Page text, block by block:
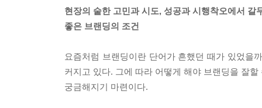
---「01. 좋은 브랜딩의 조건 ‘노란 코트’」중에서
습니다. 자연스레 이 가수가 하는 활동에 관심을
스까지요. 지금도 장기하는 처음 정한 노선을 잘
더라고요. 그럴 정도로 장기하는 그다운 모습을
현장의 숱한 고민과 시도, 성공과 시행착오에서 갈
좋은 브랜딩의 조건
요즘처럼 브랜딩이란 단어가 흔했던 때가 있었을
커지고 있다. 그에 따라 어떻게 해야 브랜딩을 잘
궁금해지기 마련이다.